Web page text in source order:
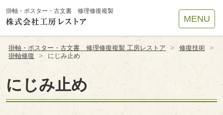
掛軸・ポスター・古文書 修理修復複製
MENU
掛軸・ポスター・古文書 修理修復複製 工房レストア > 修復技術 >
掛軸修復 > にじみ止め
にじみ止め
Site
Footer